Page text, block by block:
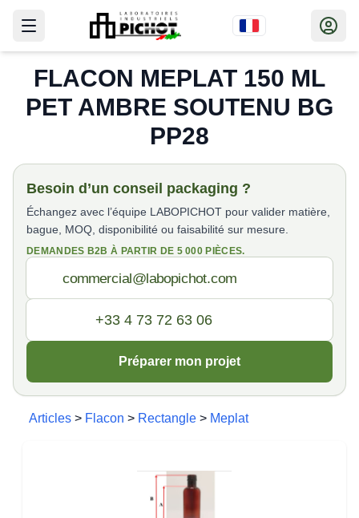
FLACON MEPLAT 150 ML
PET AMBRE SOUTENU BG
PP28
Besoin d’un conseil packaging ?
Échangez avec l’équipe LABOPICHOT pour valider matière,
bague, MOQ, disponibilité ou faisabilité sur mesure.
DEMANDES B2B À PARTIR DE 5 000 PIÈCES.
Préparer mon projet
Articles > Flacon > Rectangle > Meplat